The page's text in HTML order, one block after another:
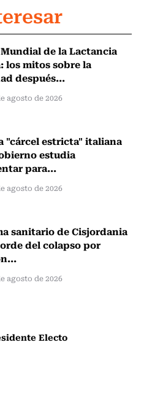
de la Lactancia
los mitos sobre la
después...
agosto de 2026
"cárcel estricta" italiana
estudia
para...
agosto de 2026
sanitario de Cisjordania
del colapso por
agosto de 2026
Electo